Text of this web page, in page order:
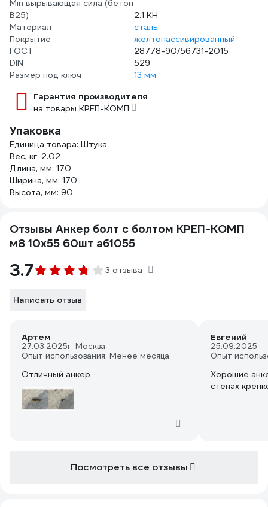
Min вырывающая сила (бетон
B25)
2.1 КН
Материал
сталь
Покрытие
желтопассивированный
ГОСТ
28778-90/56731-2015
DIN
529
Размер под ключ
13 мм
Гарантия производителя
на товары КРЕП-КОМП
Упаковка
Единица товара: Штука
Вес, кг: 2.02
Длина, мм: 170
Ширина, мм: 170
Высота, мм: 90
Отзывы Анкер болт с болтом КРЕП-КОМП
м8 10х55 60шт аб1055
3.7 3 отзыва
Написать отзыв
Артем
27.03.2025г. Москва
Опыт использования: Менее месяца
Отличный анкер
Евгений
25.09.2025
Опыт
Хорошие
стенах
Посмотреть все отзывы